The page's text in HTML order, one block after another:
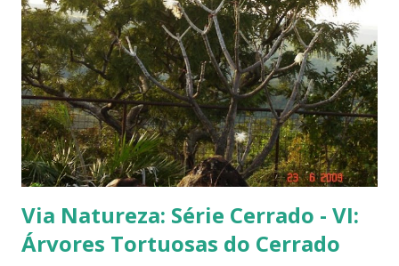
Duas frutinhas ao lado de um jambo. Essa foto foi feita ontem,
domingo, após a colheita. ----------------------------
Via Natureza: Série Cerrado - VI:
Árvores Tortuosas do Cerrado